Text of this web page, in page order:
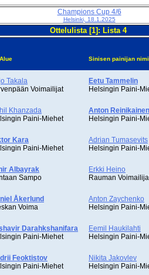
Champions Cup 4/6
Helsinki, 18.1.2025
Ottelulista [1]: Lista 4
Sinisen painijan
Takala
Voimailijat
Eetu Tammelin
Helsingin Paini-
Khanzada
Paini-Miehet
Anton Reinikainen
Helsingin Paini-
Kara
Paini-Miehet
Adrian Tumasevits
Helsingin Paini-
Albayrak
Sampo
Erkki Heino
Rauman
Åkerlund
Voima
Anton Zaychenko
Helsingin Paini-
Darahkshanifara
Paini-Miehet
Eemil Haukilahti
Helsingin Paini-
Feoktistov
Paini-Miehet
Nikita Jakovlev
Helsingin Paini-